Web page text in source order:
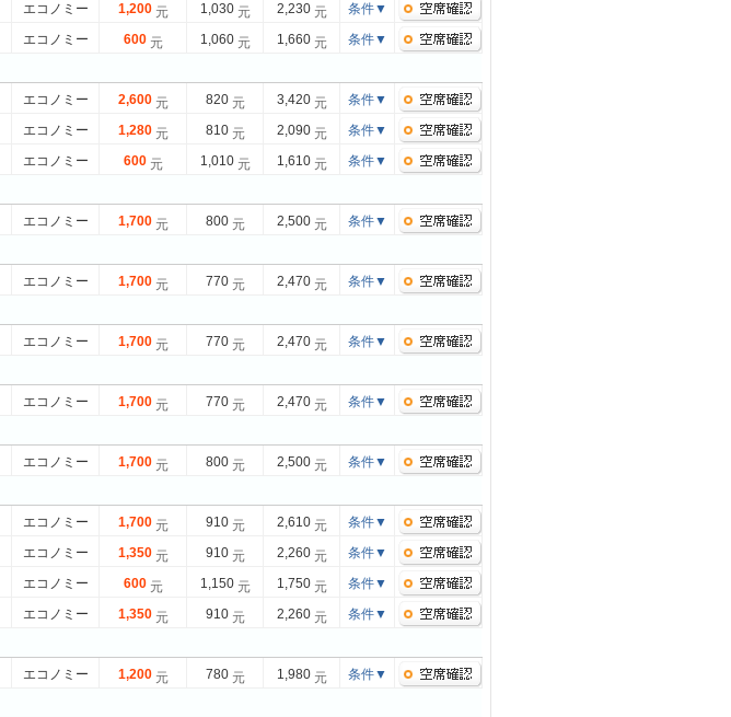
エコノミー 1,200元 1,030元 2,230元 条件▼
エコノミー 600元 1,060元 1,660元 条件▼
エコノミー 2,600元 820元 3,420元 条件▼
エコノミー 1,280元 810元 2,090元 条件▼
エコノミー 600元 1,010元 1,610元 条件▼
エコノミー 1,700元 800元 2,500元 条件▼
エコノミー 1,700元 770元 2,470元 条件▼
エコノミー 1,700元 770元 2,470元 条件▼
エコノミー 1,700元 770元 2,470元 条件▼
エコノミー 1,700元 800元 2,500元 条件▼
エコノミー 1,700元 910元 2,610元 条件▼
エコノミー 1,350元 910元 2,260元 条件▼
エコノミー 600元 1,150元 1,750元 条件▼
エコノミー 1,350元 910元 2,260元 条件▼
エコノミー 1,200元 780元 1,980元 条件▼